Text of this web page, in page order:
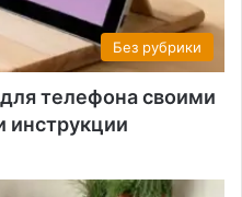
Без рубрики
телефона своими
инструкции